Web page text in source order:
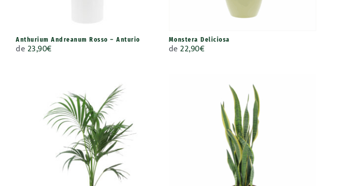
Anthurium Andreanum Rosso – Anturio
de23,90€
Monstera Deliciosa
de22,90€